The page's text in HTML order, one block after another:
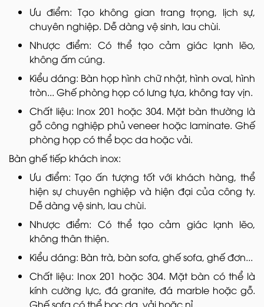
Ưu điểm: Tạo không gian trang trọng, lịch sự,
chuyên nghiệp. Dễ dàng vệ sinh, lau chùi.
Nhược điểm: Có thể tạo cảm giác lạnh lẽo,
không ấm cúng.
Kiểu dáng: Bàn họp hình chữ nhật, hình oval, hình
tròn... Ghế phòng họp có lưng tựa, không tay vịn.
Chất liệu: Inox 201 hoặc 304. Mặt bàn thường là
gỗ công nghiệp phủ veneer hoặc laminate. Ghế
phòng họp có thể bọc da hoặc vải.
Bàn ghế tiếp khách inox:
Ưu điểm: Tạo ấn tượng tốt với khách hàng, thể
hiện sự chuyên nghiệp và hiện đại của công ty.
Dễ dàng vệ sinh, lau chùi.
Nhược điểm: Có thể tạo cảm giác lạnh lẽo,
không thân thiện.
Kiểu dáng: Bàn trà, bàn sofa, ghế sofa, ghế đơn...
Chất liệu: Inox 201 hoặc 304. Mặt bàn có thể là
kính cường lực, đá granite, đá marble hoặc gỗ.
Ghế sofa có thể bọc da, vải hoặc nỉ.